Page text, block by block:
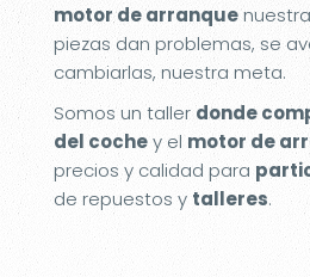
motor de arranque
piezas dan problemas, se
cambiarlas, nuestra meta.
Somos un tallerdonde
del cochey el motor de
precios y calidad para
de repuestos y talleres.